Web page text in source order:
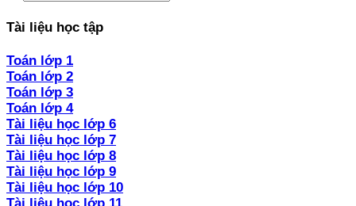
Tài liệu học tập
Toán lớp 1
Toán lớp 2
Toán lớp 3
Toán lớp 4
Tài liệu học lớp 6
Tài liệu học lớp 7
Tài liệu học lớp 8
Tài liệu học lớp 9
Tài liệu học lớp 10